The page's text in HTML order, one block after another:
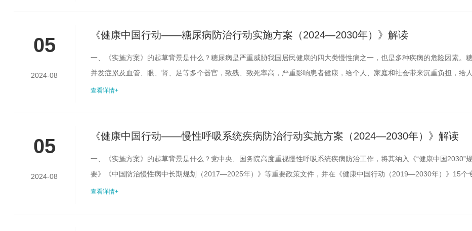
05
2024-08
《健康中国行动——糖尿病防治行动实施方案（2024—2030年）》解读
一、《实施方案》的起草背景是什么？糖尿病是严重威胁我国居民健康的四大类慢性病之一，也是多种疾病的危险因素。
并发症累及血管、眼、肾、足等多个器官，致残、致死率高，严重影响患者健康，给个人、家庭和社会带来沉重负担，给
康和经济社会发展带来严重影响。党中央、国务院高度重视糖尿病防治工作，将糖尿病纳入《“健康中国2030”规划纲要》《
查看详情+
05
2024-08
《健康中国行动——慢性呼吸系统疾病防治行动实施方案（2024—2030年）》解读
一、《实施方案》的起草背景是什么？党中央、国务院高度重视慢性呼吸系统疾病防治工作，将其纳入《“健康中国2030”
要》《中国防治慢性病中长期规划（2017—2025年）》等重要政策文件，并在《健康中国行动（2019—2030年）》15个
动中设立“慢性呼吸系统疾病防治行动”，明确提出工作目标，到2030年，70岁及以下人群慢性呼吸系统疾病死亡率下降到
查看详情+